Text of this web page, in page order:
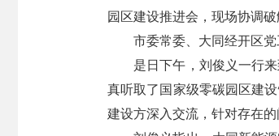
园区建设推进会，现场协调
市委常委、大同经开区
是日下午，刘俊义一行
真听取了国家级零碳园区建
建设方深入交流，针对存在